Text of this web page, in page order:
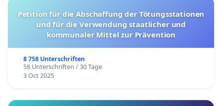
Petition für die Abschaffung der Tötungsstationen
und für die Verwendung staatlicher und
kommunaler Mittel zur Prävention
8 758 Unterschriften
58 Unterschriften / 30 Tage
3 Oct 2025